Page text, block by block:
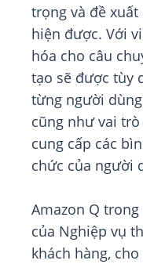
trọng và đề
hiện được. Với
hóa cho câu
tạo sẽ được tùy
từng người
cũng như vai
cung cấp các
chức của người
Amazon Q
của Nghiệp vụ
khách hàng,